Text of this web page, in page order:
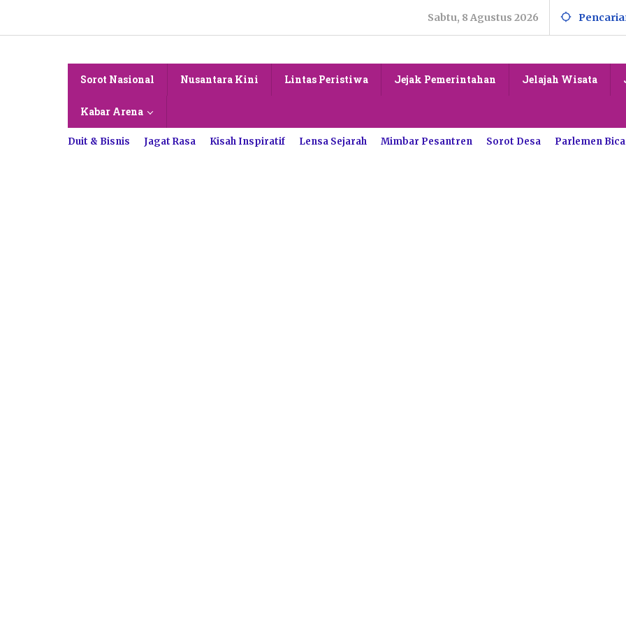
konten
Sabtu, 8 Agustus 2026
Sorot Nasional Nusantara Kini Lintas Peristiwa Jejak Pemerintahan Jelajah Wisata
Kabar Arena
Duit & Bisnis Jagat Rasa Kisah Inspiratif Lensa Sejarah Mimbar Pesantren Sorot Desa Parlemen